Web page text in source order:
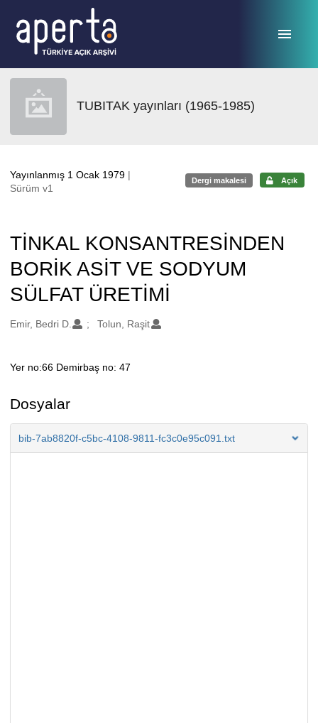
TUBITAK yayınları (1965-1985)
Yayınlanmış 1 Ocak 1979 |
Sürüm v1
Dergi makalesi Açık
TİNKAL KONSANTRESİNDEN
BORİK ASİT VE SODYUM
SÜLFAT ÜRETİMİ
Oluşturanlar
Emir, Bedri D. Tolun, Raşit
Açıklama
Yer no:66 Demirbaş no: 47
Dosyalar
bib-7ab8820f-c5bc-4108-9811-fc3c0e95c091.txt